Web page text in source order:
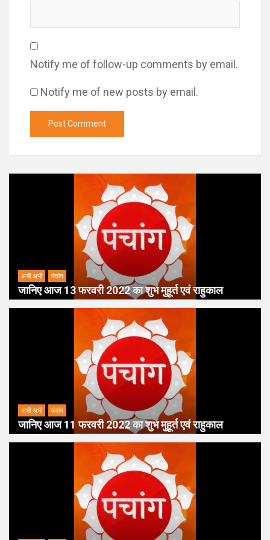
Notify me of follow-up comments by email.
Notify me of new posts by email.
अभी अभी पंचांग
जानिए आज 13 फरवरी 2022 का शुभ मुहूर्त एवं राहुकाल
अभी अभी पंचांग
जानिए आज 11 फरवरी 2022 का शुभ मुहूर्त एवं राहुकाल